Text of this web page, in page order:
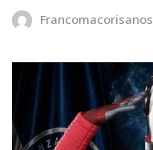
Francomacorisanos